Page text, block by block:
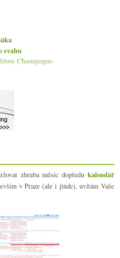
svahu
Champagne
se za to
v údolí Napa
monopol a nejlepší Bo...
radosti Americké
ryzlink
v tabletách, Periklův vi...
bublin
v Roudnici
modifikovaná a syntet...
zhruba měsíc dopředukalendář
v Praze (ale i jinde), uvítám Vaše